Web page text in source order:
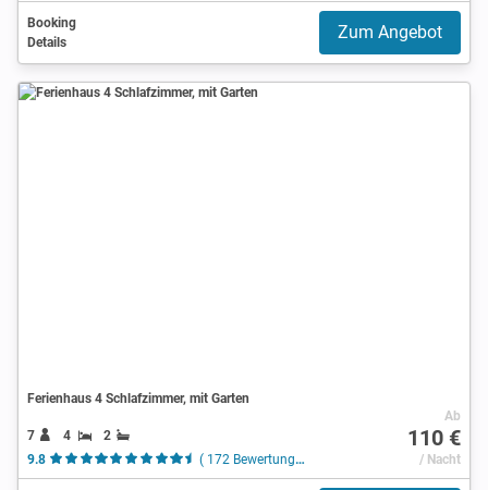
Booking
Details
Zum Angebot
Ferienhaus 4 Schlafzimmer, mit Garten
7 4
2
9.8
( 172 Bewertungen )
Ab
110 €
/ Nacht